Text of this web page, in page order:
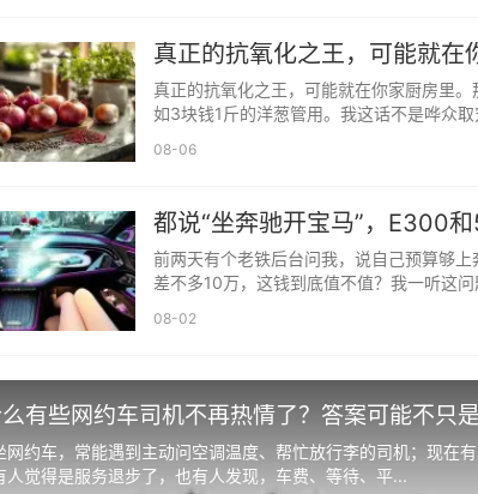
苦短，何必委屈自己？做真实的自己，吸引志同道合
真正的抗氧化之王，可能就在
真正的抗氧化之王，可能就在你家厨房里
如3块钱1斤的洋葱管用。我这话不是哗众
08-06
都说“坐奔驰开宝马”，E300
说说
前两天有个老铁后台问我，说自己预算够
差不多10万，这钱到底值不值？我一听这
08-02
有些网约车司机不再热情了？答案可能不只
网约车，常能遇到主动问空调温度、帮忙放行李的司机；现在
人觉得是服务退步了，也有人发现，车费、等待、平...